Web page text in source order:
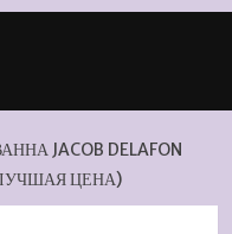
JACOB DELAFON
ЦЕНА)